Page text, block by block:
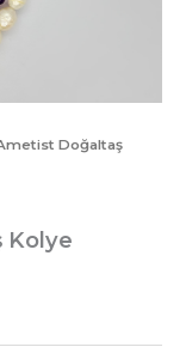
Doğaltaş
Kolye